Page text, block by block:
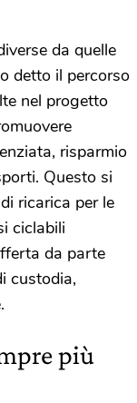
da quelle
detto il percorso
nel progetto
risparmio
Questo si
ricarica per le
ciclabili
da parte
custodia,
più